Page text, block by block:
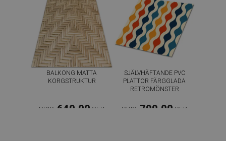
BALKONG MATTA
KORGSTRUKTUR
PRIS: 649.00 SEK
SJÄLVHÄFTANDE PVC
PLATTOR FÄRGGLADA
RETROMÖNSTER
PRIS: 799.00 SEK